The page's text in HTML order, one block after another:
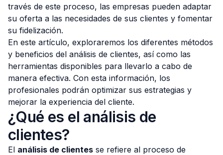
través de este proceso, las empresas pueden adaptar
su oferta a las necesidades de sus clientes y fomentar
su fidelización.
En este artículo, exploraremos los diferentes métodos
y beneficios del análisis de clientes, así como las
herramientas disponibles para llevarlo a cabo de
manera efectiva. Con esta información, los
profesionales podrán optimizar sus estrategias y
mejorar la experiencia del cliente.
¿Qué es el análisis de
clientes?
El análisis de clientes se refiere al proceso de